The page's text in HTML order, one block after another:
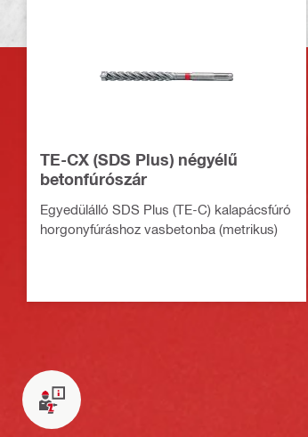
TE-CX (SDS Plus) négyélű
betonfúrószár
Egyedülálló SDS Plus (TE-C) kalapácsfúró
horgonyfúráshoz vasbetonba (metrikus)